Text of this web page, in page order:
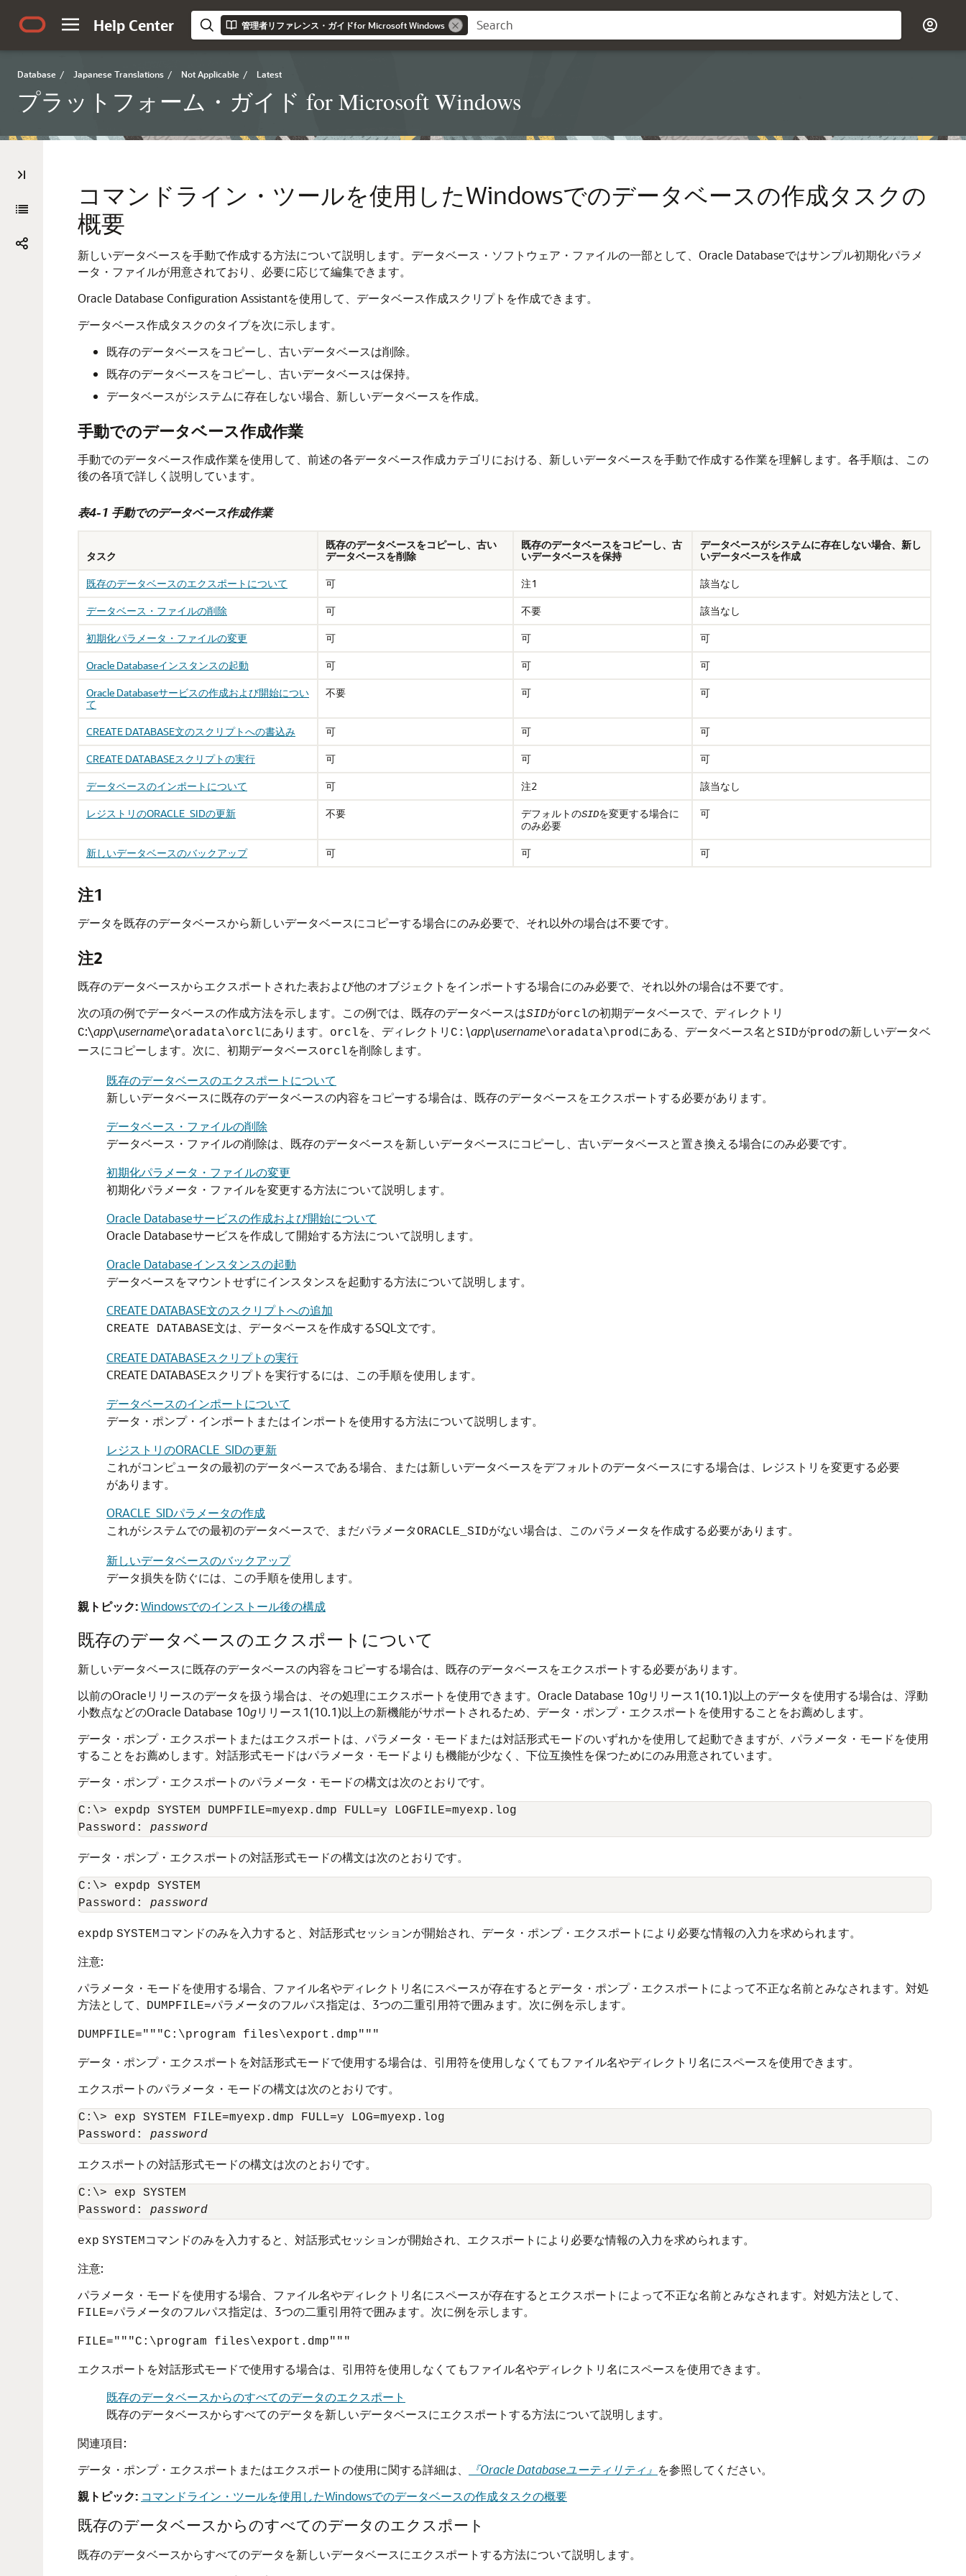
Help Center 管理者リファレンス・ガイドfor Microsoft Windows
Database / Japanese Translations / Not Applicable / Latest
プラットフォーム・ガイド for Microsoft Windows
コマンドライン・ツールを使用したWindowsでのデータベースの作成タスクの
概要
新しいデータベースを手動で作成する方法について説明します。データベース・ソフトウェア・ファイルの一部として、Oracle Databaseではサンプル初期化パラメ
ータ・ファイルが用意されており、必要に応じて編集できます。
Oracle Database Configuration Assistantを使用して、データベース作成スクリプトを作成できます。
データベース作成タスクのタイプを次に示します。
既存のデータベースをコピーし、古いデータベースは削除。
既存のデータベースをコピーし、古いデータベースは保持。
データベースがシステムに存在しない場合、新しいデータベースを作成。
手動でのデータベース作成作業
手動でのデータベース作成作業を使用して、前述の各データベース作成カテゴリにおける、新しいデータベースを手動で作成する作業を理解します。各手順は、この
後の各項で詳しく説明しています。
表4-1 手動でのデータベース作成作業
タスク
既存のデータベースをコピーし、古い
データベースを削除
既存のデータベースをコピーし、古
いデータベースを保持
データベースがシステムに存在しない場合、新し
いデータベースを作成
既存のデータベースのエクスポートについて
可 注1
該当なし
データベース・ファイルの削除
可 不要
該当なし
初期化パラメータ・ファイルの変更
可 可
可
Oracle Databaseインスタンスの起動
可 可
可
Oracle Databaseサービスの作成および開始につい
て
不要 可 可
CREATE DATABASE文のスクリプトへの書込み 可 可
可
CREATE DATABASEスクリプトの実行
可 可
可
データベースのインポートについて
可 注2
該当なし
レジストリのORACLE_SIDの更新
不要 デフォルトのSIDを変更する場合に
のみ必要
可
新しいデータベースのバックアップ 可 可 可
注1
データを既存のデータベースから新しいデータベースにコピーする場合にのみ必要で、それ以外の場合は不要です。
注2
既存のデータベースからエクスポートされた表および他のオブジェクトをインポートする場合にのみ必要で、それ以外の場合は不要です。
次の項の例でデータベースの作成方法を示します。この例では、既存のデータベースはSIDがorclの初期データベースで、ディレクトリ
C:\app\username\oradata\orclにあります。 orclを、ディレクトリ C: \app\username\oradata\prodにある、データベース名とSIDがprodの新しいデータベ
ースにコピーします。次に、初期データベースorclを削除します。
既存のデータベースのエクスポートについて
新しいデータベースに既存のデータベースの内容をコピーする場合は、既存のデータベースをエクスポートする必要があります。
データベース・ファイルの削除
データベース・ファイルの削除は、既存のデータベースを新しいデータベースにコピーし、古いデータベースと置き換える場合にのみ必要です。
初期化パラメータ・ファイルの変更
初期化パラメータ・ファイルを変更する方法について説明します。
Oracle Databaseサービスの作成および開始について
Oracle Databaseサービスを作成して開始する方法について説明します。
Oracle Databaseインスタンスの起動
データベースをマウントせずにインスタンスを起動する方法について説明します。
CREATE DATABASE文のスクリプトへの追加
CREATE DATABASE文は、データベースを作成するSQL文です。
CREATE DATABASEスクリプトの実行
CREATE DATABASEスクリプトを実行するには、この手順を使用します。
データベースのインポートについて
データ・ポンプ・インポートまたはインポートを使用する方法について説明します。
レジストリのORACLE_SIDの更新
これがコンピュータの最初のデータベースである場合、または新しいデータベースをデフォルトのデータベースにする場合は、レジストリを変更する必要
があります。
ORACLE_SIDパラメータの作成
これがシステムでの最初のデータベースで、まだパラメータORACLE_SIDがない場合は、このパラメータを作成する必要があります。
新しいデータベースのバックアップ
データ損失を防ぐには、この手順を使用します。
親トピック:Windowsでのインストール後の構成
既存のデータベースのエクスポートについて
新しいデータベースに既存のデータベースの内容をコピーする場合は、既存のデータベースをエクスポートする必要があります。
以前のOracleリリースのデータを扱う場合は、その処理にエクスポートを使用できます。Oracle Database 10gリリース1(10.1)以上のデータを使用する場合は、浮動
小数点などのOracle Database 10gリリース1(10.1)以上の新機能がサポートされるため、データ・ポンプ・エクスポートを使用することをお薦めします。
データ・ポンプ・エクスポートまたはエクスポートは、パラメータ・モードまたは対話形式モードのいずれかを使用して起動できますが、パラメータ・モードを使用
することをお薦めします。対話形式モードはパラメータ・モードよりも機能が少なく、下位互換性を保つためにのみ用意されています。
データ・ポンプ・エクスポートのパラメータ・モードの構文は次のとおりです。
C:\> expdp SYSTEM DUMPFILE=myexp.dmp FULL=y LOGFILE=myexp.log
Password: password
データ・ポンプ・エクスポートの対話形式モードの構文は次のとおりです。
C:\> expdp SYSTEM
Password: password
expdp SYSTEMコマンドのみを入力すると、対話形式セッションが開始され、データ・ポンプ・エクスポートにより必要な情報の入力を求められます。
注意:
パラメータ・モードを使用する場合、ファイル名やディレクトリ名にスペースが存在するとデータ・ポンプ・エクスポートによって不正な名前とみなされます。対処
方法として、
DUMPFILE=パラメータのフルパス指定は、3つの二重引用符で囲みます。次に例を示します。
DUMPFILE="""C:\program files\export.dmp"""
データ・ポンプ・エクスポートを対話形式モードで使用する場合は、引用符を使用しなくてもファイル名やディレクトリ名にスペースを使用できます。
エクスポートのパラメータ・モードの構文は次のとおりです。
C:\> exp SYSTEM FILE=myexp.dmp FULL=y LOG=myexp.log
Password: password
エクスポートの対話形式モードの構文は次のとおりです。
C:\> exp SYSTEM
Password: password
exp SYSTEMコマンドのみを入力すると、対話形式セッションが開始され、エクスポートにより必要な情報の入力を求められます。
注意:
パラメータ・モードを使用する場合、ファイル名やディレクトリ名にスペースが存在するとエクスポートによって不正な名前とみなされます。対処方法として、
FILE=パラメータのフルパス指定は、3つの二重引用符で囲みます。次に例を示します。
FILE="""C:\program files\export.dmp"""
エクスポートを対話形式モードで使用する場合は、引用符を使用しなくてもファイル名やディレクトリ名にスペースを使用できます。
既存のデータベースからのすべてのデータのエクスポート
既存のデータベースからすべてのデータを新しいデータベースにエクスポートする方法について説明します。
関連項目:
データ・ポンプ・エクスポートまたはエクスポートの使用に関する詳細は、
『Oracle Databaseユーティリティ』 を参照してください。
親トピック: コマンドライン・ツールを使用したWindowsでのデータベースの作成タスクの概要
既存のデータベースからのすべてのデータのエクスポート
既存のデータベースからすべてのデータを新しいデータベースにエクスポートする方法について説明します。